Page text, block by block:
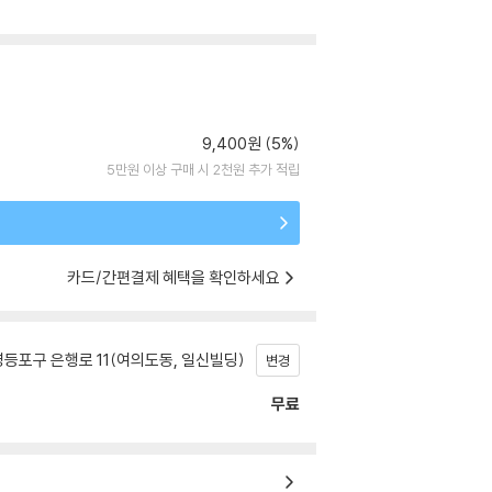
9,400원 (5%)
5만원 이상 구매 시 2천원 추가 적립
카드/간편결제 혜택을 확인하세요
포구 은행로 11(여의도동, 일신빌딩) 변경
무료